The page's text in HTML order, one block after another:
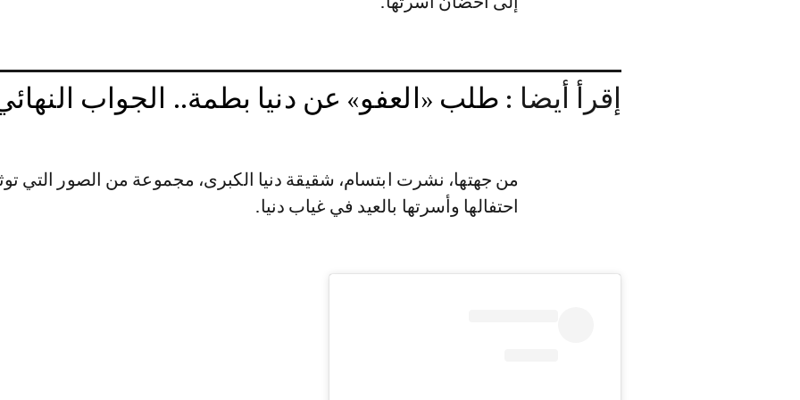
إقرأ أيضا : طلب «العفو» عن دنيا بطمة.. الجواب
من جهتها، نشرت ابتسام، شقيقة دنيا الكبرى، مجموعة من الصور التي
احتفالها وأسرتها بالعيد في غياب دنيا.